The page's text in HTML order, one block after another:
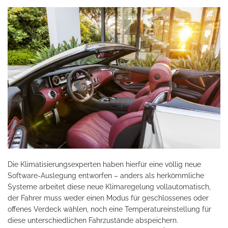
Die Klimatisierungsexperten haben hierfür eine völlig neue
Software-Auslegung entworfen – anders als herkömmliche
Systeme arbeitet diese neue Klimaregelung vollautomatisch,
der Fahrer muss weder einen Modus für geschlossenes oder
offenes Verdeck wählen, noch eine Temperatureinstellung für
diese unterschiedlichen Fahrzustände abspeichern.